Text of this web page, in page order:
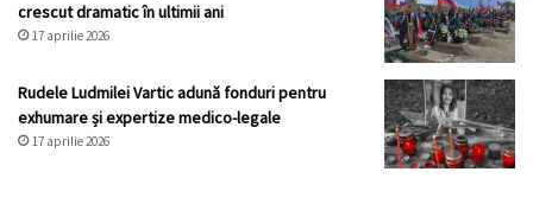
crescut dramatic în ultimii ani
17 aprilie 2026
Rudele Ludmilei Vartic adună fonduri pentru
exhumare și expertize medico-legale
17 aprilie 2026